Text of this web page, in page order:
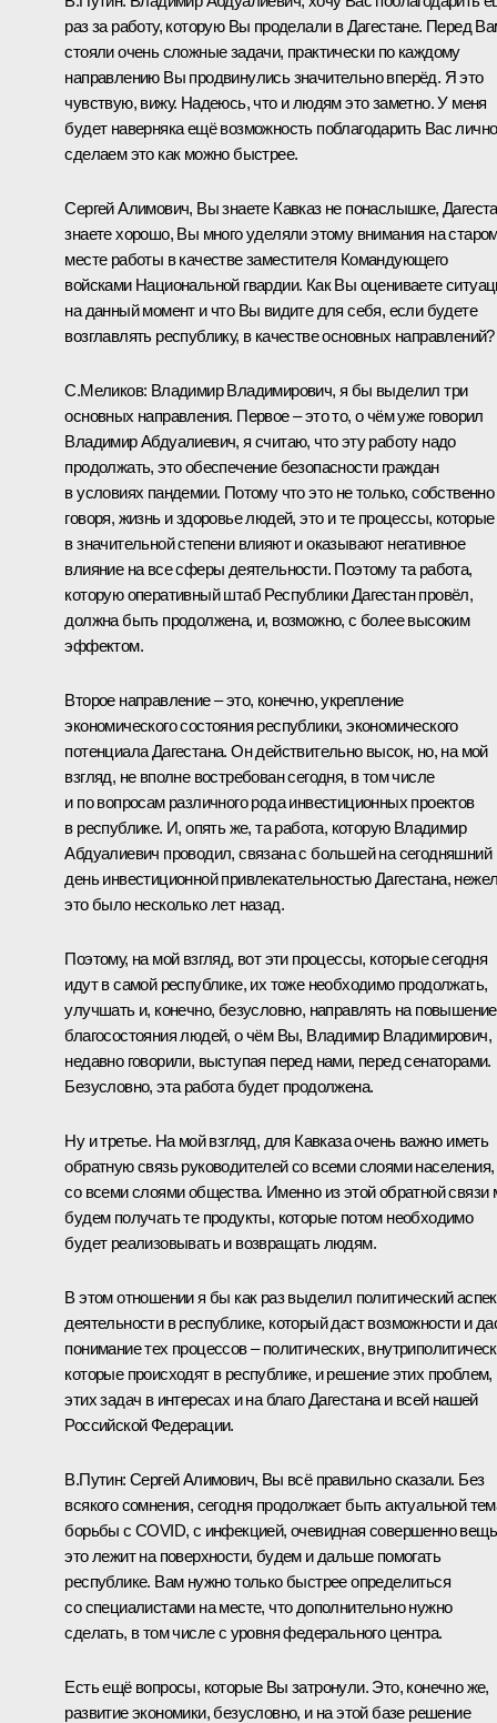
раз за работу, которую Вы проделали в Дагестане. Перед
стояли очень сложные задачи, практически по каждому
направлению Вы продвинулись значительно вперёд. Я это
чувствую, вижу. Надеюсь, что и людям это заметно. У меня
будет наверняка ещё возможность поблагодарить Вас
сделаем это как можно быстрее.
Сергей Алимович, Вы знаете Кавказ не понаслышке,
знаете хорошо, Вы много уделяли этому внимания на
месте работы в качестве заместителя Командующего
войсками Национальной гвардии. Как Вы оцениваете
на данный момент и что Вы видите для себя, если будете
возглавлять республику, в качестве основных направлений?
С.Меликов: Владимир Владимирович, я бы выделил три
основных направления. Первое – это то, о чём уже говорил
Владимир Абдуалиевич, я считаю, что эту работу надо
продолжать, это обеспечение безопасности граждан
в условиях пандемии. Потому что это не только, собственно
говоря, жизнь и здоровье людей, это и те процессы, которые
в значительной степени влияют и оказывают негативное
влияние на все сферы деятельности. Поэтому та работа,
которую оперативный штаб Республики Дагестан провёл,
должна быть продолжена, и, возможно, с более высоким
эффектом.
Второе направление ‒ это, конечно, укрепление
экономического состояния республики, экономического
потенциала Дагестана. Он действительно высок, но, на мой
взгляд, не вполне востребован сегодня, в том числе
и по вопросам различного рода инвестиционных проектов
в республике. И, опять же, та работа, которую Владимир
Абдуалиевич проводил, связана с большей на сегодняшний
день инвестиционной привлекательностью Дагестана,
это было несколько лет назад.
Поэтому, на мой взгляд, вот эти процессы, которые сегодня
идут в самой республике, их тоже необходимо продолжать,
улучшать и, конечно, безусловно, направлять на повышение
благосостояния людей, о чём Вы, Владимир Владимирович,
недавно говорили, выступая перед нами, перед сенаторами.
Безусловно, эта работа будет продолжена.
Ну и третье. На мой взгляд, для Кавказа очень важно иметь
обратную связь руководителей со всеми слоями населения,
со всеми слоями общества. Именно из этой обратной связи
будем получать те продукты, которые потом необходимо
будет реализовывать и возвращать людям.
В этом отношении я бы как раз выделил политический
деятельности в республике, который даст возможности и
понимание тех процессов – политических,
которые происходят в республике, и решение этих проблем,
этих задач в интересах и на благо Дагестана и всей нашей
Российской Федерации.
В.Путин: Сергей Алимович, Вы всё правильно сказали. Без
всякого сомнения, сегодня продолжает быть актуальной
борьбы с COVID, с инфекцией, очевидная совершенно
это лежит на поверхности, будем и дальше помогать
республике. Вам нужно только быстрее определиться
со специалистами на месте, что дополнительно нужно
сделать, в том числе с уровня федерального центра.
Есть ещё вопросы, которые Вы затронули. Это, конечно же,
развитие экономики, безусловно, и на этой базе решение